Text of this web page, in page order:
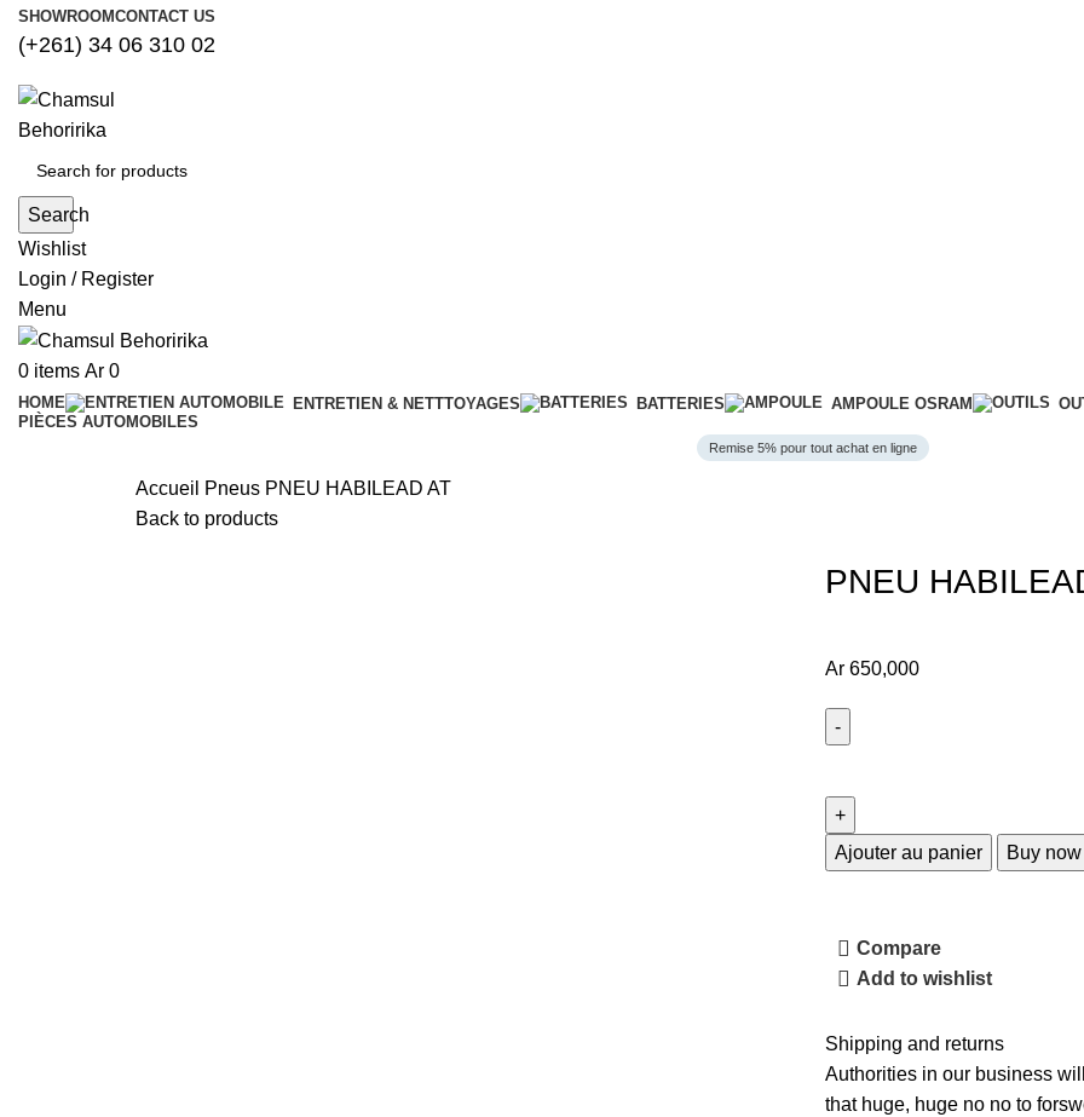
SHOWROOMCONTACT US
(+261) 34 06 310 02
Search
Wishlist
Login / Register
Menu
0 items Ar 0
HOME ENTRETIEN & NETTTOYAGES BATTERIES AMPOULE OSRAM
PIÈCES AUTOMOBILES
Remise 5% pour tout achat en ligne
Accueil Pneus PNEU HABILEAD AT
Back to products
PNEU
Ar 650,000
Ajouter au panier Buy now
Compare
Add to wishlist
Shipping and returns
Authorities in our business
that huge, huge no no to